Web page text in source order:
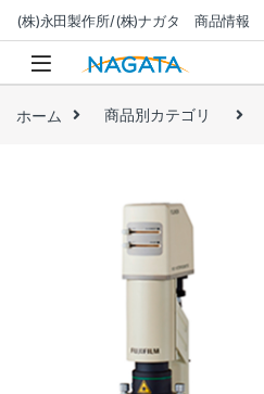
(株)永田製作所/(株)ナガタ 商品情報
ホーム 商品別カテゴリ